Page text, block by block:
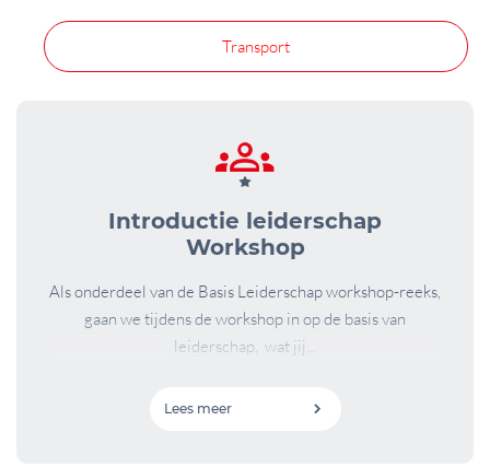
Transport
Introductie leiderschap
Workshop
Als onderdeel van de Basis Leiderschap workshop-reeks,
gaan we tijdens de workshop in op de basis van
leiderschap, wat jij...
Lees meer